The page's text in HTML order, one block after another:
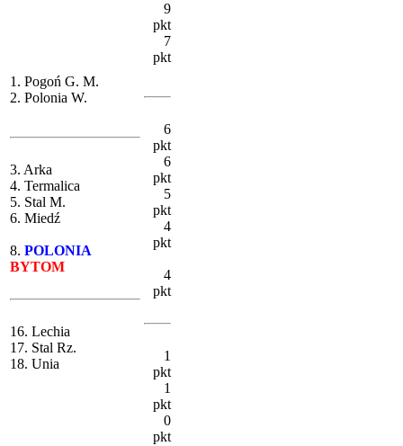
1. Pogoń G. M.
2. Polonia W.
3. Arka
4. Termalica
5. Stal M.
6. Miedź
8. POLONIA
BYTOM
16. Lechia
17. Stal Rz.
18. Unia
9
pkt
7
pkt
6
pkt
6
pkt
5
pkt
4
pkt
4
pkt
1
pkt
1
pkt
0
pkt